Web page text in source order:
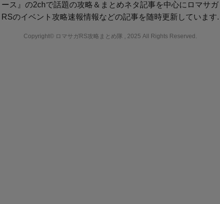
ース』の2chで話題の攻略＆まとめネタ記事を中心にロマサガ
RSのイベント攻略速報情報などの記事を随時更新しています.
Copyright© ロマサガRS攻略まとめ隊 , 2025 All Rights Reserved.